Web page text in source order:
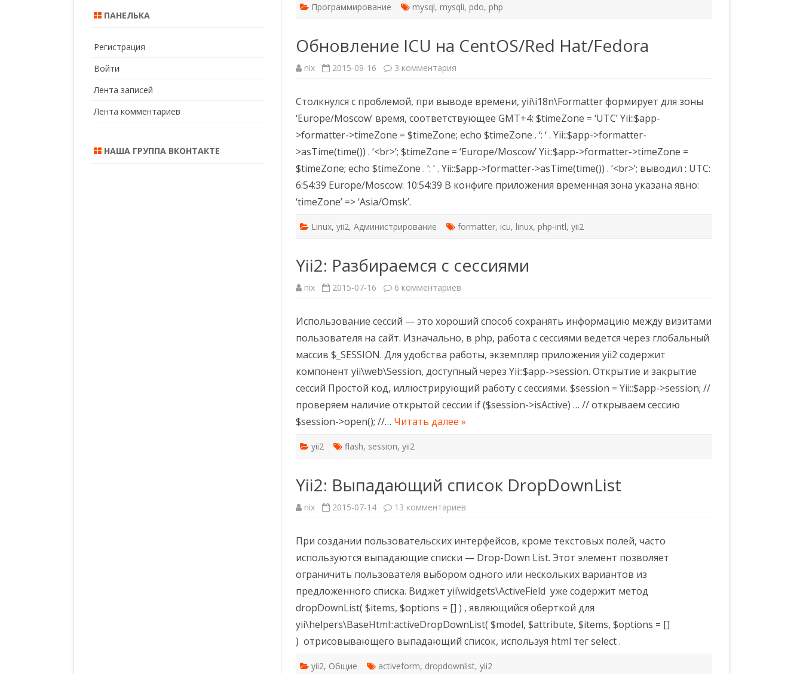
Программирование mysql, mysqli, pdo, php
Обновление ICU на CentOS/Red Hat/Fedora
nix 2015-09-16 3 комментария
на
CentOS/Red
Hat/Fedora
Столкнулся с проблемой, при выводе времени, yii\i18n\Formatter формирует для зоны
‘Europe/Moscow’ время, соответствующее GMT+4: $timeZone = ‘UTC’ Yii::$app-
>formatter->timeZone = $timeZone; echo $timeZone . ‘: ‘ . Yii::$app->formatter-
>asTime(time()) . ‘<br>’; $timeZone = ‘Europe/Moscow’ Yii::$app->formatter->timeZone =
$timeZone; echo $timeZone . ‘: ‘ . Yii::$app->formatter->asTime(time()) . ‘<br>’; выводил : UTC:
6:54:39 Europe/Moscow: 10:54:39 В конфиге приложения временная зона указана явно:
‘timeZone’ => ‘Asia/Omsk’.
Linux,yii2,Администрирование formatter, icu, linux, php-intl,yii2
Yii2: Разбираемся с сессиями
nix 2015-07-16 6 комментариев
с
сессиями
Использование сессий — это хороший способ сохранять информацию между визитами
пользователя на сайт. Изначально, в php, работа с сессиями ведется через глобальный
массив $_SESSION. Для удобства работы, экземпляр приложения yii2 содержит
компонент yii\web\Session, доступный через Yii::$app->session. Открытие и закрытие
сессий Простой код, иллюстрирующий работу с сессиями. $session = Yii::$app->session; //
проверяем наличие открытой сессии if ($session->isActive) … // открываем сессию
$session->open(); //… Читать далее »
yii2 flash, session,yii2
Yii2: Выпадающий список DropDownList
nix 2015-07-14 13 комментариев
список
DropDownList
При создании пользовательских интерфейсов, кроме текстовых полей, часто
используются выпадающие списки — Drop-Down List. Этот элемент позволяет
ограничить пользователя выбором одного или нескольких вариантов из
предложенного списка. Виджет yii\widgets\ActiveField уже содержит метод
dropDownList( $items, $options = [] ) , являющийся оберткой для
yii\helpers\BaseHtml::activeDropDownList( $model, $attribute, $items, $options = []
) отрисовывающего выпадающий список, используя html тег select .
yii2, Общие activeform, dropdownlist,yii2
ПАНЕЛЬКА
Регистрация
Войти
Лента записей
Лента комментариев
НАША ГРУППА ВКОНТАКТЕ